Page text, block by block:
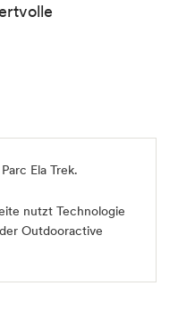
Parc Ela Trek.
nutzt Technologie
Outdooractive